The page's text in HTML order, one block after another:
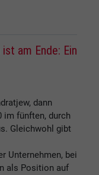
am Ende: Ein
dann
im fünften, durch
Gleichwohl gibt
Unternehmen, bei
als Position auf